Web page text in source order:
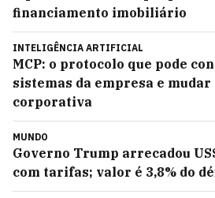
financiamento imobiliário
INTELIGÊNCIA ARTIFICIAL
MCP: o protocolo que pode
sistemas da empresa e mudar
corporativa
MUNDO
Governo Trump arrecadou
com tarifas; valor é 3,8% do